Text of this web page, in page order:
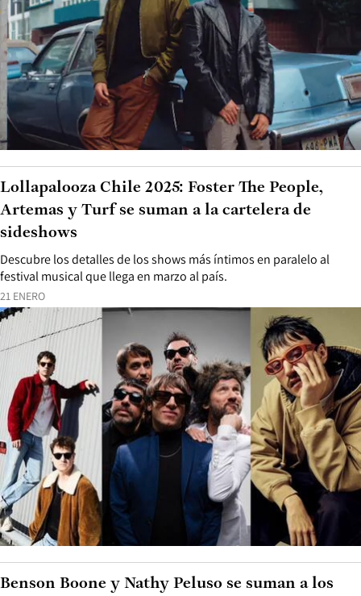
21 ENERO
Descubre los detalles de los shows más íntimos en paralelo al
festival musical que llega en marzo al país.
Lollapalooza Chile 2025: Foster The People,
Artemas y Turf se suman a la cartelera de
sideshows
Benson Boone y Nathy Peluso se suman a los